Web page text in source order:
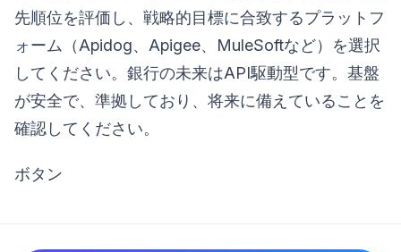
先順位を評価し、戦略的目標に合致するプラットフ
ォーム（Apidog、Apigee、MuleSoftなど）を選択
してください。銀行の未来はAPI駆動型です。基盤
が安全で、準拠しており、将来に備えていることを
確認してください。
ボタン